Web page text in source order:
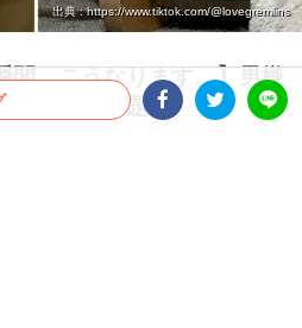
出典 : https://www.tiktok.com/@lovegremlins
間、こうなります。】男嫌
変ぶりが話題！